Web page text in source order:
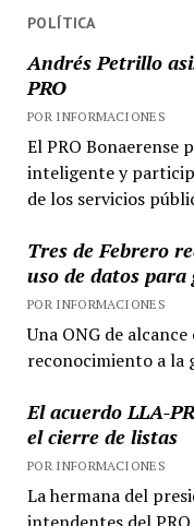
POLÍTICA
Andrés Petrillo
PRO
POR INFORMACIONES
El PRO Bonaerense
inteligente y
de los servicios
Tres de Febrero
uso de datos para
POR INFORMACIONES
Una ONG de
reconocimiento a la
El acuerdo LLA-
el cierre de listas
POR INFORMACIONES
La hermana del